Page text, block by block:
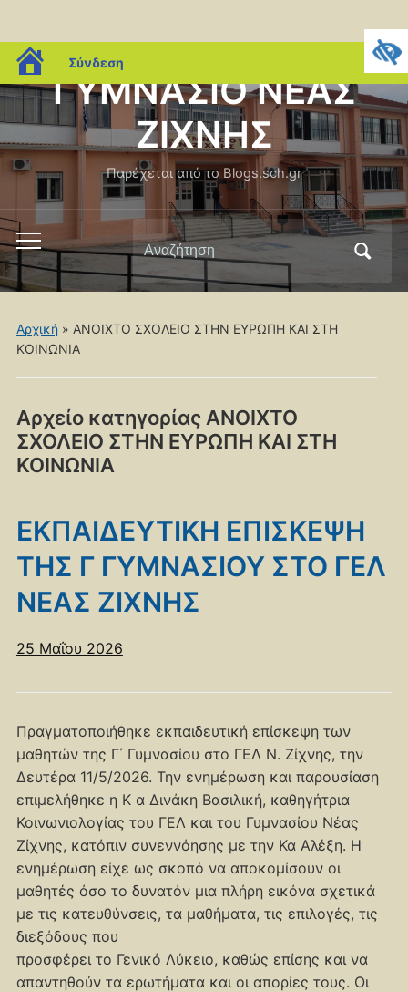
blogs.sch.gr
Σύνδεση
ΓΥΜΝΑΣΙΟ ΝΕΑΣ
ΖΙΧΝΗΣ
Παρέχεται από το Blogs.sch.gr
Εναλλαγή
του
μενού
για
κινητά
Αναζήτηση
για:
Αρχική » ΑΝΟΙΧΤΟ ΣΧΟΛΕΙΟ ΣΤΗΝ ΕΥΡΩΠΗ ΚΑΙ ΣΤΗ
ΚΟΙΝΩΝΙΑ
Αρχείο κατηγορίας ΑΝΟΙΧΤΟ
ΣΧΟΛΕΙΟ ΣΤΗΝ ΕΥΡΩΠΗ ΚΑΙ ΣΤΗ
ΚΟΙΝΩΝΙΑ
ΕΚΠΑΙΔΕΥΤΙΚΗ ΕΠΙΣΚΕΨΗ
ΤΗΣ Γ ΓΥΜΝΑΣΙΟΥ ΣΤΟ ΓΕΛ
ΝΕΑΣ ΖΙΧΝΗΣ
25 Μαΐου 2026
Πραγματοποιήθηκε εκπαιδευτική επίσκεψη των
μαθητών της Γ΄ Γυμνασίου στο ΓΕΛ Ν. Ζίχνης, την
Δευτέρα 11/5/2026. Την ενημέρωση και παρουσίαση
επιμελήθηκε η Κ α Δινάκη Βασιλική, καθηγήτρια
Κοινωνιολογίας του ΓΕΛ και του Γυμνασίου Νέας
Ζίχνης, κατόπιν συνεννόησης με την Κα Αλέξη. Η
ενημέρωση είχε ως σκοπό να αποκομίσουν οι
μαθητές όσο το δυνατόν μια πλήρη εικόνα σχετικά
με τις κατευθύνσεις, τα μαθήματα, τις επιλογές, τις
διεξόδους που
προσφέρει το Γενικό Λύκειο, καθώς επίσης και να
απαντηθούν τα ερωτήματα και οι απορίες τους. Οι